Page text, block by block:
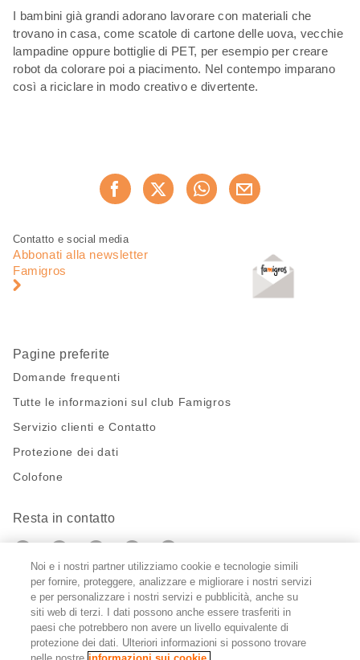
I bambini già grandi adorano lavorare con materiali che
trovano in casa, come scatole di cartone delle uova, vecchie
lampadine oppure bottiglie di PET, per esempio per creare
robot da colorare poi a piacimento. Nel contempo imparano
così a riciclare in modo creativo e divertente.
Consiglia ora
Piè
pagina
Navigazione
pagina
Contatto e social media
Abbonati alla newsletter
Famigros
Pagine preferite
Domande frequenti
Tutte le informazioni sul club Famigros
Servizio clienti e Contatto
Protezione dei dati
Colofone
Resta in contatto
https://twitter.com/migros?
https://www.youtube.com/user/
PinterestInstagram
Impostazioni cookie
FR IT
Noi e i nostri partner utilizziamo cookie e tecnologie simili
per fornire, proteggere, analizzare e migliorare i nostri servizi
e per personalizzare i nostri servizi e pubblicità, anche su
siti web di terzi. I dati possono anche essere trasferiti in
paesi che potrebbero non avere un livello equivalente di
protezione dei dati. Ulteriori informazioni si possono trovare